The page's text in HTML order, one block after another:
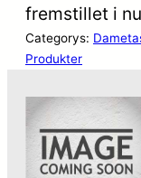
fremstillet i
Categorys:
Produkter